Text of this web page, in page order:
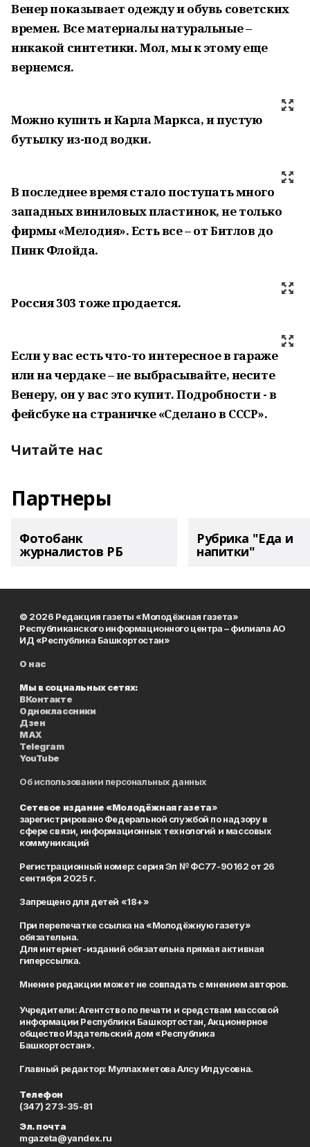
Венер показывает одежду и обувь советских
времен. Все материалы натуральные –
никакой синтетики. Мол, мы к этому еще
вернемся.
Можно купить и Карла Маркса, и пустую
бутылку из-под водки.
Впоследнее время стало поступать много
западных виниловых пластинок, не только
фирмы «Мелодия». Есть все – от Битлов до
Пинк Флойда.
Россия 303 тоже продается.
Если у вас есть что-то интересное в гараже
или на чердаке – не выбрасывайте,несите
Венеру, он у вас это купит. Подробности - в
фейсбуке на страничке «Сделано в СССР».
Читайте нас
Партнеры
Фотобанк
журналистов РБ
Рубрика "Еда и
напитки"
© 2026 Редакция газеты «Молодёжная газета»
Республиканского информационного центра – филиала АО
ИД «Республика Башкортостан»
О нас
Мы в социальных сетях:
ВКонтакте
Одноклассники
Дзен
MAX
Telegram
YouTube
Об использовании персональных данных
Сетевое издание «Молодёжная газета»
зарегистрировано Федеральной службой по надзору в
сфере связи, информационных технологий и массовых
коммуникаций
Регистрационный номер: серия Эл № ФС77-90162 от 26
сентября 2025 г.
Запрещено для детей «18+»
При перепечатке ссылка на «Молодёжную газету»
обязательна.
Для интернет-изданий обязательна прямая активная
гиперссылка.
Мнение редакции может не совпадать с мнением авторов.
Учредители: Агентство по печати и средствам массовой
информации Республики Башкортостан, Акционерное
общество Издательский дом «Республика
Башкортостан».
Главный редактор: Муллахметова Алсу Илдусовна.
Телефон
(347) 273-35-81
Эл. почта
mgazeta@yandex.ru